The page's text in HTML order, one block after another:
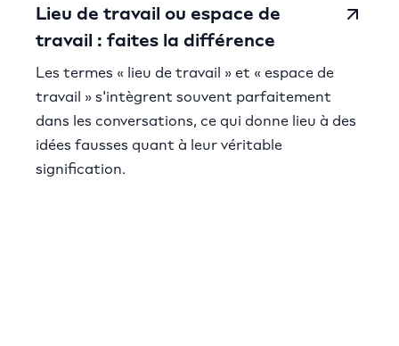
Lieu de travail ou espace de
travail : faites la différence
Les termes « lieu de travail » et « espace de
travail » s'intègrent souvent parfaitement
dans les conversations, ce qui donne lieu à des
idées fausses quant à leur véritable
signification.